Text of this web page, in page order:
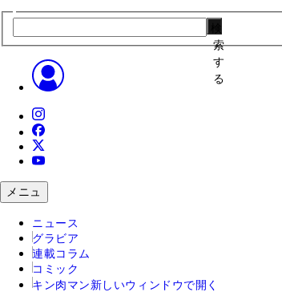
索
す
る
メニュ
ニュース
グラビア
連載コラム
コミック
キン肉マン 新しいウィンドウで開く